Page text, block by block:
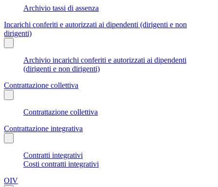
Archivio tassi di assenza
Incarichi conferiti e autorizzati ai dipendenti (dirigenti e non
dirigenti)
Archivio incarichi conferiti e autorizzati ai dipendenti
(dirigenti e non dirigenti)
Contrattazione collettiva
Contrattazione collettiva
Contrattazione integrativa
Contratti integrativi
Costi contratti integrativi
OIV